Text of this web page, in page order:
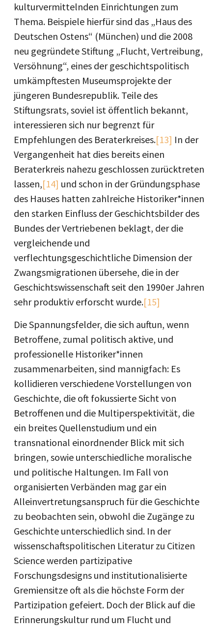
kulturvermittelnden Einrichtungen zum
Thema. Beispiele hierfür sind das „Haus des
Deutschen Ostens“ (München) und die 2008
neu gegründete Stiftung „Flucht, Vertreibung,
Versöhnung“, eines der geschichtspolitisch
umkämpftesten Museumsprojekte der
jüngeren Bundesrepublik. Teile des
Stiftungsrats, soviel ist öffentlich bekannt,
interessieren sich nur begrenzt für
Empfehlungen des Beraterkreises.[13] In der
Vergangenheit hat dies bereits einen
Beraterkreis nahezu geschlossen zurücktreten
lassen,[14] und schon in der Gründungsphase
des Hauses hatten zahlreiche Historiker*innen
den starken Einfluss der Geschichtsbilder des
Bundes der Vertriebenen beklagt, der die
vergleichende und
verflechtungsgeschichtliche Dimension der
Zwangsmigrationen übersehe, die in der
Geschichtswissenschaft seit den 1990er Jahren
sehr produktiv erforscht wurde.[15]
Die Spannungsfelder, die sich auftun, wenn
Betroffene, zumal politisch aktive, und
professionelle Historiker*innen
zusammenarbeiten, sind mannigfach: Es
kollidieren verschiedene Vorstellungen von
Geschichte, die oft fokussierte Sicht von
Betroffenen und die Multiperspektivität, die
ein breites Quellenstudium und ein
transnational einordnender Blick mit sich
bringen, sowie unterschiedliche moralische
und politische Haltungen. Im Fall von
organisierten Verbänden mag gar ein
Alleinvertretungsanspruch für die Geschichte
zu beobachten sein, obwohl die Zugänge zu
Geschichte unterschiedlich sind. In der
wissenschaftspolitischen Literatur zu Citizen
Science werden partizipative
Forschungsdesigns und institutionalisierte
Gremiensitze oft als die höchste Form der
Partizipation gefeiert. Doch der Blick auf die
Erinnerungskultur rund um Flucht und